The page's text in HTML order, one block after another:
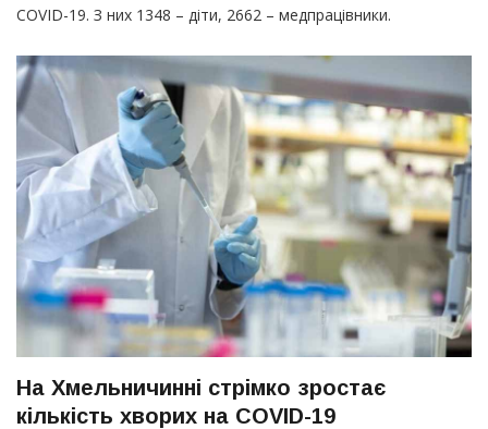
COVID-19. З них 1348 – діти, 2662 – медпрацівники.
На Хмельничинні стрімко зростає
кількість хворих на COVID-19